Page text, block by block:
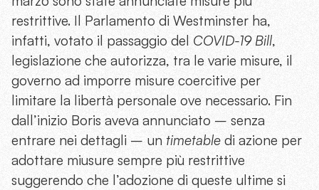
restrittive. Il Parlamento di Westminster ha,
infatti, votato il passaggio del COVID-19 Bill,
legislazione che autorizza, tra le varie misure, il
governo ad imporre misure coercitive per
limitare la libertà personale ove necessario. Fin
dall’inizio Boris aveva annunciato – senza
entrare nei dettagli – un timetable di azione per
adottare miusure sempre più restrittive
suggerendo che l’adozione di queste ultime si